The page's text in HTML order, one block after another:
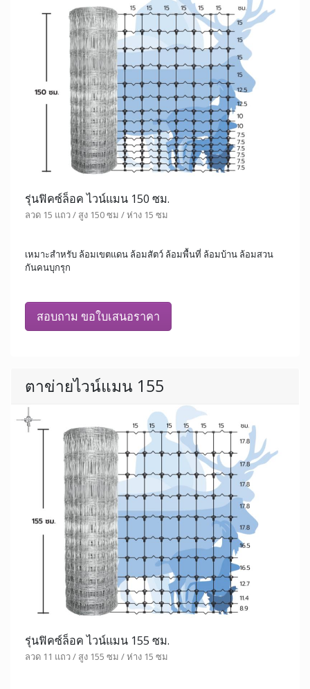
รุ่นฟิคซ์ล็อค ไวน์แมน 150 ซม.
ลวด 15 แถว / สูง 150 ซม / ห่าง 15 ซม
เหมาะสำหรับ ล้อมเขตแดน ล้อมสัตว์ ล้อมพื้นที่ ล้อมบ้าน ล้อมสวน
กันคนบุกรุก
สอบถาม ขอใบเสนอราคา
ตาข่ายไวน์แมน 155
รุ่นฟิคซ์ล็อค ไวน์แมน 155 ซม.
ลวด 11 แถว / สูง 155 ซม / ห่าง 15 ซม